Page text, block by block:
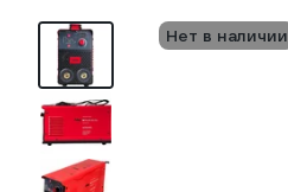
Нет в наличии